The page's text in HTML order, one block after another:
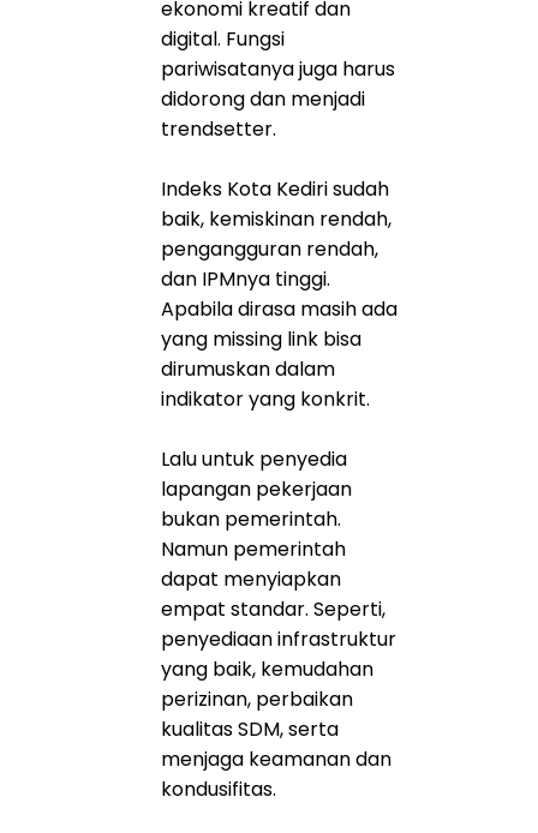
ekonomi kreatif dan
digital. Fungsi
pariwisatanya juga harus
didorong dan menjadi
trendsetter.
Indeks Kota Kediri sudah
baik, kemiskinan rendah,
pengangguran rendah,
dan IPMnya tinggi.
Apabila dirasa masih ada
yang missing link bisa
dirumuskan dalam
indikator yang konkrit.
Lalu untuk penyedia
lapangan pekerjaan
bukan pemerintah.
Namun pemerintah
dapat menyiapkan
empat standar. Seperti,
penyediaan infrastruktur
yang baik, kemudahan
perizinan, perbaikan
kualitas SDM, serta
menjaga keamanan dan
kondusifitas.